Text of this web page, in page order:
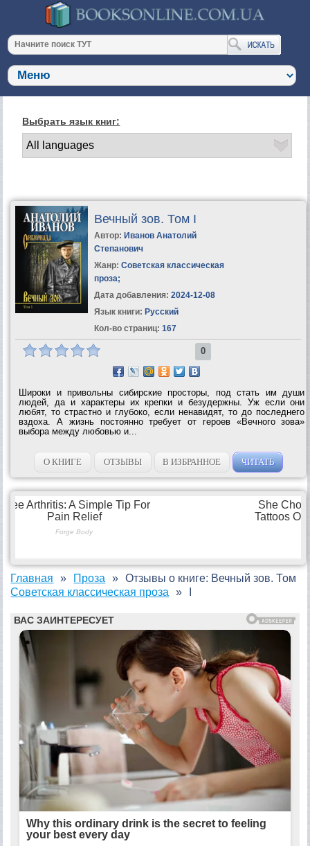
Выбрать язык книг:
Вечный зов. Том I
Автор: Иванов Анатолий
Степанович
Жанр: Советская классическая
проза;
Дата добавления: 2024-12-08
Язык книги: Русский
Кол-во страниц: 167
0
Широки и привольны сибирские просторы, под стать им души
людей, да и характеры их крепки и безудержны. Уж если они
любят, то страстно и глубоко, если ненавидят, то до последнего
вздоха. А жизнь постоянно требует от героев «Вечного зова»
выбора между любовью и...
О КНИГЕ ОТЗЫВЫ В ИЗБРАННОЕ ЧИТАТЬ
Главная
Проза
Советская классическая проза
Отзывы о книге: Вечный зов. Том